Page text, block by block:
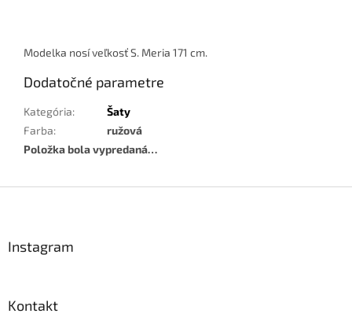
Modelka nosí veľkosť S. Meria 171 cm.
Dodatočné parametre
Kategória:
Šaty
Farba:
ružová
Položka bola vypredaná…
Instagram
Kontakt